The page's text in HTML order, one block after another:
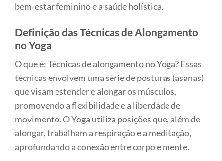
bem-estar feminino e a saúde holística.
Definição das Técnicas de Alongamento
no Yoga
O que é: Técnicas de alongamento no Yoga? Essas
técnicas envolvem uma série de posturas (asanas)
que visam estender e alongar os músculos,
promovendo a flexibilidade e a liberdade de
movimento. O Yoga utiliza posições que, além de
alongar, trabalham a respiração e a meditação,
aprofundando a conexão entre corpo e mente.